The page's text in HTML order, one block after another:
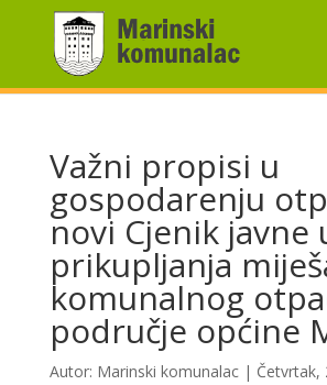
Važni propisi u
gospodarenju
novi Cjenik javne
prikupljanja
komunalnog
područje općine
Autor: Marinski komunalac| Četvrtak,